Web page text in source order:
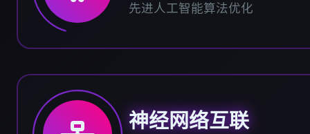
先进人工智能算法优化
神经网络互联